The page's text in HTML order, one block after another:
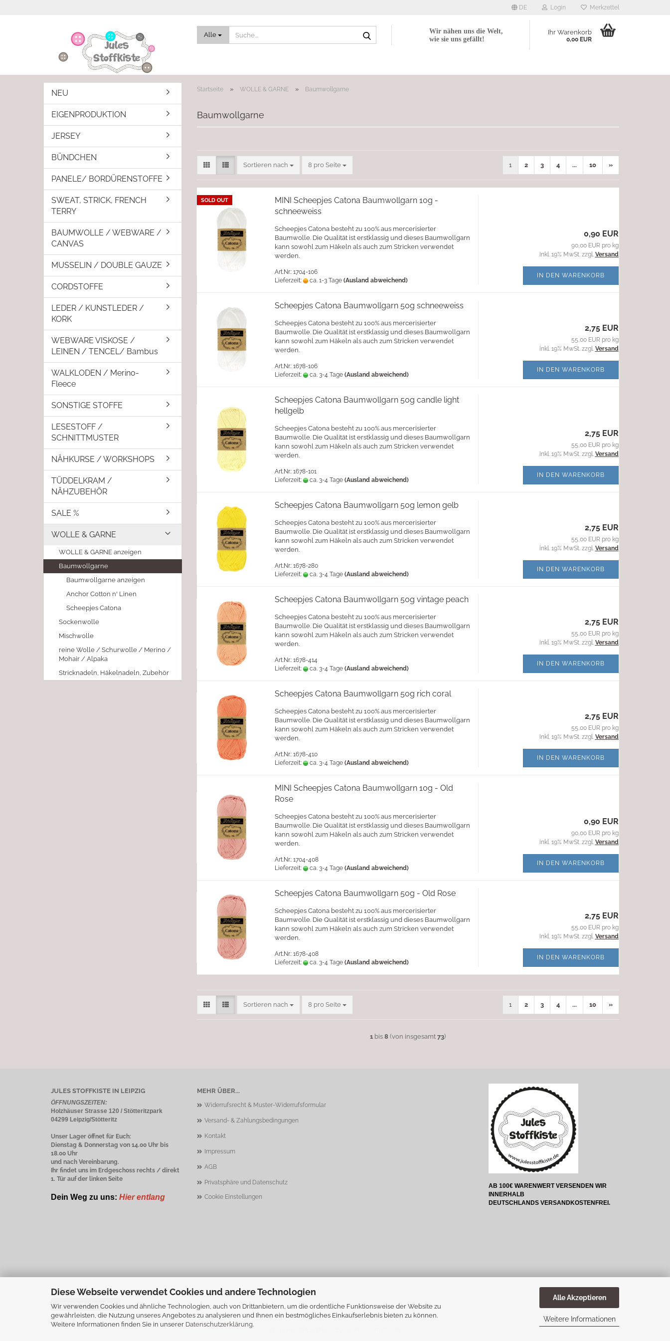
Diese Webseite verwendet Cookies und andere Technologien
Wir verwenden Cookies und ähnliche Technologien, auch von Drittanbietern, um die ordentliche Funktionsweise der Website zu
gewährleisten, die Nutzung unseres Angebotes zu analysieren und Ihnen ein bestmögliches Einkaufserlebnis bieten zu können.
Weitere Informationen finden Sie in unserer Datenschutzerklärung.
Alle Akzeptieren
Weitere Informationen
DE Login Merkzettel
Alle
Wir nähen uns die Welt,
wie sie uns gefällt!
Ihr Warenkorb
0,00 EUR
Startseite » WOLLE & GARNE » Baumwollgarne
Baumwollgarne
Sortieren nach
Sortieren nach 8 pro Seite
pro Seite 1 2 3 4 ... 10 »
SOLD OUT
MINI Scheepjes Catona Baumwollgarn 10g -
schneeweiss
Scheepjes Catona besteht zu 100% aus mercerisierter
Baumwolle. Die Qualität ist erstklassig und dieses Baumwollgarn
kann sowohl zum Häkeln als auch zum Stricken verwendet
werden.
Art.Nr.: 1704-106
Lieferzeit:
ca. 1-3 Tage (Ausland abweichend)
0,90 EUR
90,00 EUR pro kg
inkl. 19% MwSt. zzgl. Versand
IN DEN WARENKORB
Scheepjes Catona Baumwollgarn 50g schneeweiss
Scheepjes Catona besteht zu 100% aus mercerisierter
Baumwolle. Die Qualität ist erstklassig und dieses Baumwollgarn
kann sowohl zum Häkeln als auch zum Stricken verwendet
werden.
Art.Nr.: 1678-106
Lieferzeit:
ca. 3-4 Tage (Ausland abweichend)
2,75 EUR
55,00 EUR pro kg
inkl. 19% MwSt. zzgl. Versand
IN DEN WARENKORB
Scheepjes Catona Baumwollgarn 50g candle light
hellgelb
Scheepjes Catona besteht zu 100% aus mercerisierter
Baumwolle. Die Qualität ist erstklassig und dieses Baumwollgarn
kann sowohl zum Häkeln als auch zum Stricken verwendet
werden.
Art.Nr.: 1678-101
Lieferzeit:
ca. 3-4 Tage (Ausland abweichend)
2,75 EUR
55,00 EUR pro kg
inkl. 19% MwSt. zzgl. Versand
IN DEN WARENKORB
Scheepjes Catona Baumwollgarn 50g lemon gelb
Scheepjes Catona besteht zu 100% aus mercerisierter
Baumwolle. Die Qualität ist erstklassig und dieses Baumwollgarn
kann sowohl zum Häkeln als auch zum Stricken verwendet
werden.
Art.Nr.: 1678-280
Lieferzeit:
ca. 3-4 Tage (Ausland abweichend)
2,75 EUR
55,00 EUR pro kg
inkl. 19% MwSt. zzgl. Versand
IN DEN WARENKORB
Scheepjes Catona Baumwollgarn 50g vintage peach
Scheepjes Catona besteht zu 100% aus mercerisierter
Baumwolle. Die Qualität ist erstklassig und dieses Baumwollgarn
kann sowohl zum Häkeln als auch zum Stricken verwendet
werden.
Art.Nr.: 1678-414
Lieferzeit:
ca. 3-4 Tage (Ausland abweichend)
2,75 EUR
55,00 EUR pro kg
inkl. 19% MwSt. zzgl. Versand
IN DEN WARENKORB
Scheepjes Catona Baumwollgarn 50g rich coral
Scheepjes Catona besteht zu 100% aus mercerisierter
Baumwolle. Die Qualität ist erstklassig und dieses Baumwollgarn
kann sowohl zum Häkeln als auch zum Stricken verwendet
werden.
Art.Nr.: 1678-410
Lieferzeit:
ca. 3-4 Tage (Ausland abweichend)
2,75 EUR
55,00 EUR pro kg
inkl. 19% MwSt. zzgl. Versand
IN DEN WARENKORB
MINI Scheepjes Catona Baumwollgarn 10g - Old
Rose
Scheepjes Catona besteht zu 100% aus mercerisierter
Baumwolle. Die Qualität ist erstklassig und dieses Baumwollgarn
kann sowohl zum Häkeln als auch zum Stricken verwendet
werden.
Art.Nr.: 1704-408
Lieferzeit:
ca. 3-4 Tage (Ausland abweichend)
0,90 EUR
90,00 EUR pro kg
inkl. 19% MwSt. zzgl. Versand
IN DEN WARENKORB
Scheepjes Catona Baumwollgarn 50g - Old Rose
Scheepjes Catona besteht zu 100% aus mercerisierter
Baumwolle. Die Qualität ist erstklassig und dieses Baumwollgarn
kann sowohl zum Häkeln als auch zum Stricken verwendet
werden.
Art.Nr.: 1678-408
Lieferzeit:
ca. 3-4 Tage (Ausland abweichend)
2,75 EUR
55,00 EUR pro kg
inkl. 19% MwSt. zzgl. Versand
IN DEN WARENKORB
Sortieren nach
Sortieren nach 8 pro Seite
pro Seite 1 2 3 4 ... 10 »
1 bis8 (von insgesamt73)
NEU
EIGENPRODUKTION
JERSEY
BÜNDCHEN
PANELE/ BORDÜRENSTOFFE
SWEAT, STRICK, FRENCH
TERRY
BAUMWOLLE / WEBWARE /
CANVAS
MUSSELIN / DOUBLE GAUZE
CORDSTOFFE
LEDER / KUNSTLEDER /
KORK
WEBWARE VISKOSE /
LEINEN / TENCEL/ Bambus
WALKLODEN / Merino-
Fleece
SONSTIGE STOFFE
LESESTOFF /
SCHNITTMUSTER
NÄHKURSE / WORKSHOPS
TÜDDELKRAM /
NÄHZUBEHÖR
SALE %
WOLLE & GARNE
WOLLE & GARNE anzeigen
Baumwollgarne
Baumwollgarne anzeigen
Anchor Cotton n' Linen
Scheepjes Catona
Sockenwolle
Mischwolle
reine Wolle / Schurwolle / Merino /
Mohair / Alpaka
Stricknadeln, Häkelnadeln, Zubehör
MEHR ÜBER...
Widerrufsrecht & Muster-Widerrufsformular
Versand- & Zahlungsbedingungen
Kontakt
Impressum
AGB
Privatsphäre und Datenschutz
Cookie Einstellungen
AB 100€ WARENWERT VERSENDEN WIR
INNERHALB
DEUTSCHLANDS VERSANDKOSTENFREI.
JULES STOFFKISTE IN LEIPZIG
ÖFFNUNGSZEITEN:
Holzhäuser Strasse 120 / Stötteritzpark
04299 Leipzig/Stötteritz
Unser Lager öffnet für Euch:
Dienstag & Donnerstag von 14.00 Uhr bis
18.00 Uhr
und nach Vereinbarung.
Ihr findet uns im Erdgeschoss rechts / direkt
1. Tür auf der linken Seite
Dein Weg zu uns: Hier entlang
Vertrag widerrufen